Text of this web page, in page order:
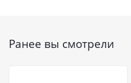
Ранее вы смотрели